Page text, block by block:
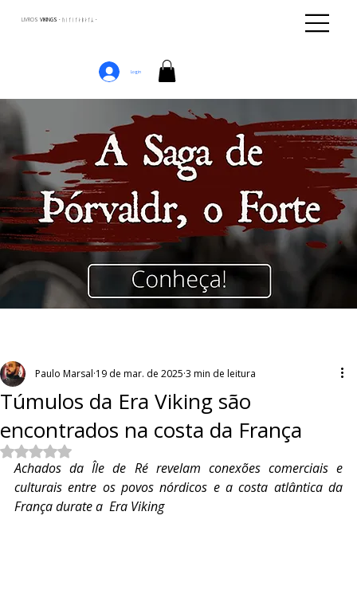
LIVROS VIKINGS · ᚢᛁᚴᛁᚴᛅᛒᛅᚴᛦ ·
Login
Túmulos da Era Viking são
encontrados na costa da França
Paulo Marsal 19 de mar. de 2025 3 min de leitura
Avaliado com NaN de 5 estrelas.
Achados da Île de Ré revelam conexões comerciais e
culturais entre os povos nórdicos e a costa atlântica da
França durate a  Era Viking